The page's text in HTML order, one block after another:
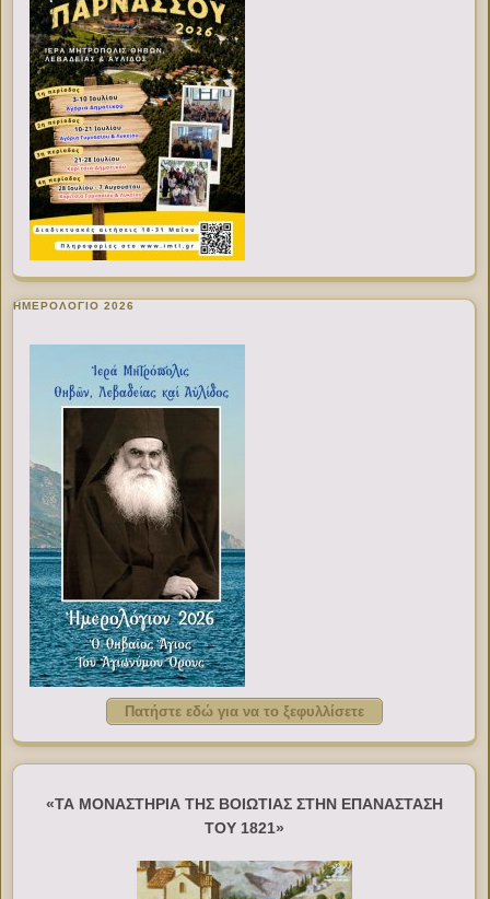
ΗΜΕΡΟΛΟΓΙΟ 2026
Πατήστε εδώ για να το ξεφυλλίσετε
«ΤΑ ΜΟΝΑΣΤΗΡΙΑ ΤΗΣ ΒΟΙΩΤΙΑΣ ΣΤΗΝ ΕΠΑΝΑΣΤΑΣΗ
ΤΟΥ 1821»